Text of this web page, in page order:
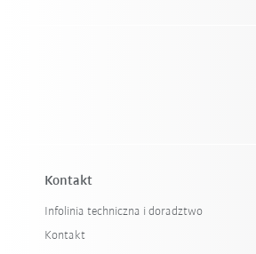
Kontakt
Infolinia techniczna i doradztwo
Kontakt